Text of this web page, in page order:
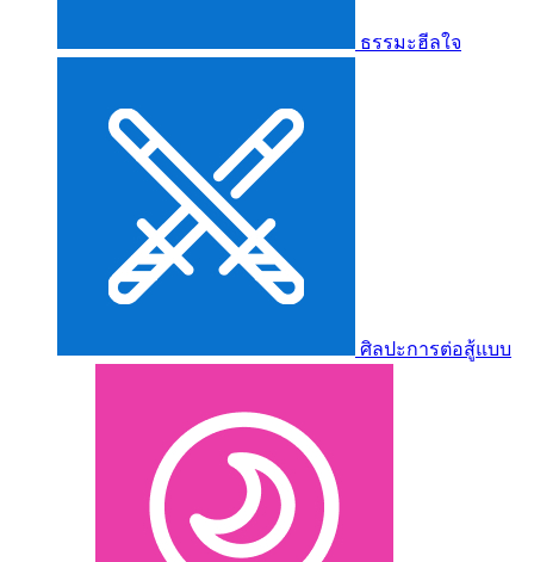
ธรรมะฮีลใจ
ศิลปะการต่อสู้แบบ